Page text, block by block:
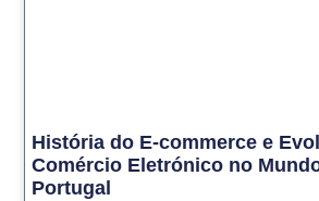
História do E-commerce e
Comércio Eletrónico no
Portugal